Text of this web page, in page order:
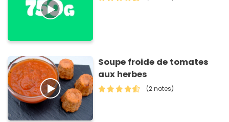
Soupe froide de tomates
aux herbes
(2 notes)